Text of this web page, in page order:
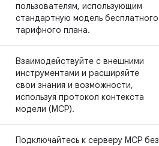
пользователям, использующим
стандартную модель бесплатного
тарифного плана.
Взаимодействуйте с внешними
инструментами и расширяйте
свои знания и возможности,
используя протокол контекста
модели (MCP).
Подключайтесь к серверу MCP без